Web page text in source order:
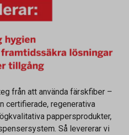
från att använda färskfiber –
certifierade, regenerativa
pappersprodukter,
Så levererar vi